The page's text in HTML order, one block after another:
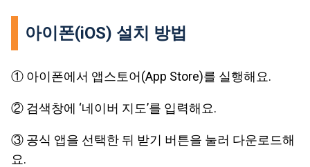
아이폰(iOS) 설치 방법
① 아이폰에서 앱스토어(App Store)를 실행해요.
② 검색창에 ‘네이버 지도’를 입력해요.
③ 공식 앱을 선택한 뒤 받기 버튼을 눌러 다운로드해
요.